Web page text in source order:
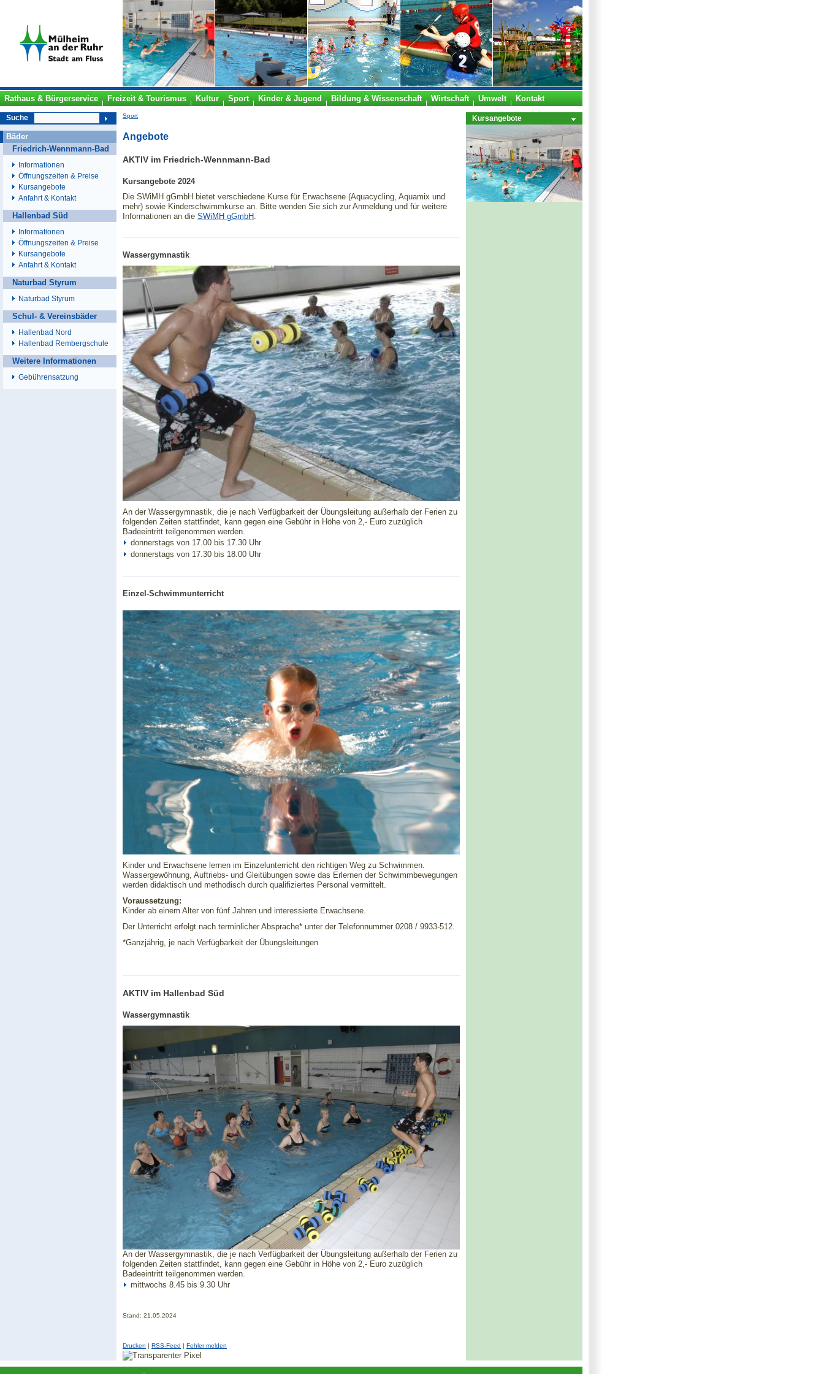
Rathaus & Bürgerservice Freizeit & Tourismus Kultur Sport Kinder & Jugend Bildung & Wissenschaft Wirtschaft Umwelt Kontakt
Sport
Angebote
AKTIV im Friedrich-Wennmann-Bad
Kursangebote 2024
Die SWiMH gGmbH bietet verschiedene Kurse für Erwachsene (Aquacycling, Aquamix und
mehr) sowie Kinderschwimmkurse an. Bitte wenden Sie sich zur Anmeldung und für weitere
Informationen an die SWiMH gGmbH.
Wassergymnastik
An der Wassergymnastik, die je nach Verfügbarkeit der Übungsleitung außerhalb der Ferien zu
folgenden Zeiten stattfindet,
kann gegen eine Gebühr in Höhe von 2,- Euro zuzüglich
Badeeintritt teilgenommen werden.
donnerstags von 17.00 bis 17.30 Uhr
donnerstags von 17.30 bis 18.00 Uhr
Einzel-Schwimmunterricht
Kinder und Erwachsene lernen im Einzelunterricht den richtigen Weg zu Schwimmen.
Wassergewöhnung, Auftriebs- und Gleitübungen sowie das Erlernen der Schwimmbewegungen
werden didaktisch und methodisch durch qualifiziertes Personal vermittelt.
Voraussetzung:
Kinder ab einem Alter von fünf Jahren und interessierte Erwachsene.
Der Unterricht erfolgt nach terminlicher Absprache* unter der Telefonnummer 0208 / 9933-512.
*Ganzjährig, je nach Verfügbarkeit der Übungsleitungen
AKTIV im Hallenbad Süd
Wassergymnastik
An der Wassergymnastik, die je nach Verfügbarkeit der Übungsleitung außerhalb der Ferien zu
folgenden Zeiten stattfindet, kann gegen eine Gebühr in Höhe von 2,- Euro zuzüglich
Badeeintritt teilgenommen werden.
mittwochs 8.45 bis 9.30 Uhr
Stand: 21.05.2024
Drucken | RSS-Feed | Fehler melden
Kursangebote
Suche
Bäder
Friedrich-Wennmann-Bad
Informationen
Öffnungszeiten & Preise
Kursangebote
Anfahrt & Kontakt
Hallenbad Süd
Informationen
Öffnungszeiten & Preise
Kursangebote
Anfahrt & Kontakt
Naturbad Styrum
Naturbad Styrum
Schul- & Vereinsbäder
Hallenbad Nord
Hallenbad Rembergschule
Weitere Informationen
Gebührensatzung